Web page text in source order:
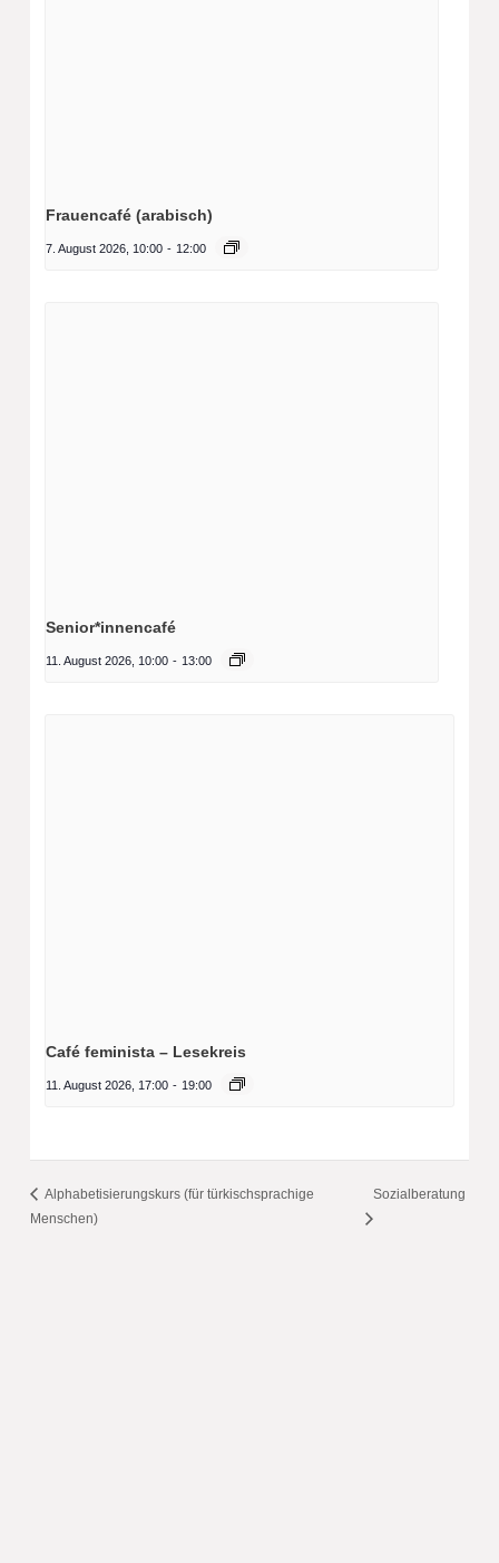
Frauencafé (arabisch)
7. August 2026, 10:00 - 12:00
Senior*innencafé
11. August 2026, 10:00 - 13:00
Café feminista – Lesekreis
11. August 2026, 17:00 - 19:00
Alphabetisierungskurs (für türkischsprachige
Menschen)
Sozialberatung